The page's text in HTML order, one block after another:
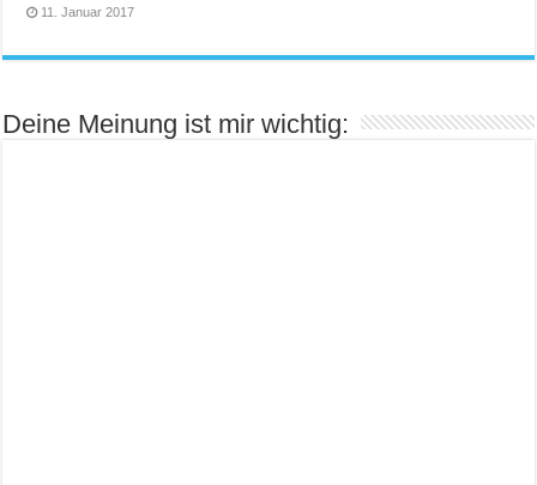
11. Januar 2017
Deine Meinung ist mir wichtig: